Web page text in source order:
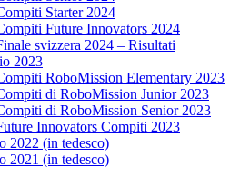
Starter 2024
Future Innovators 2024
svizzera 2024 – Risultati
2023
RoboMission Elementary 2023
di RoboMission Junior 2023
di RoboMission Senior 2023
Innovators Compiti 2023
2022 (in tedesco)
2021 (in tedesco)